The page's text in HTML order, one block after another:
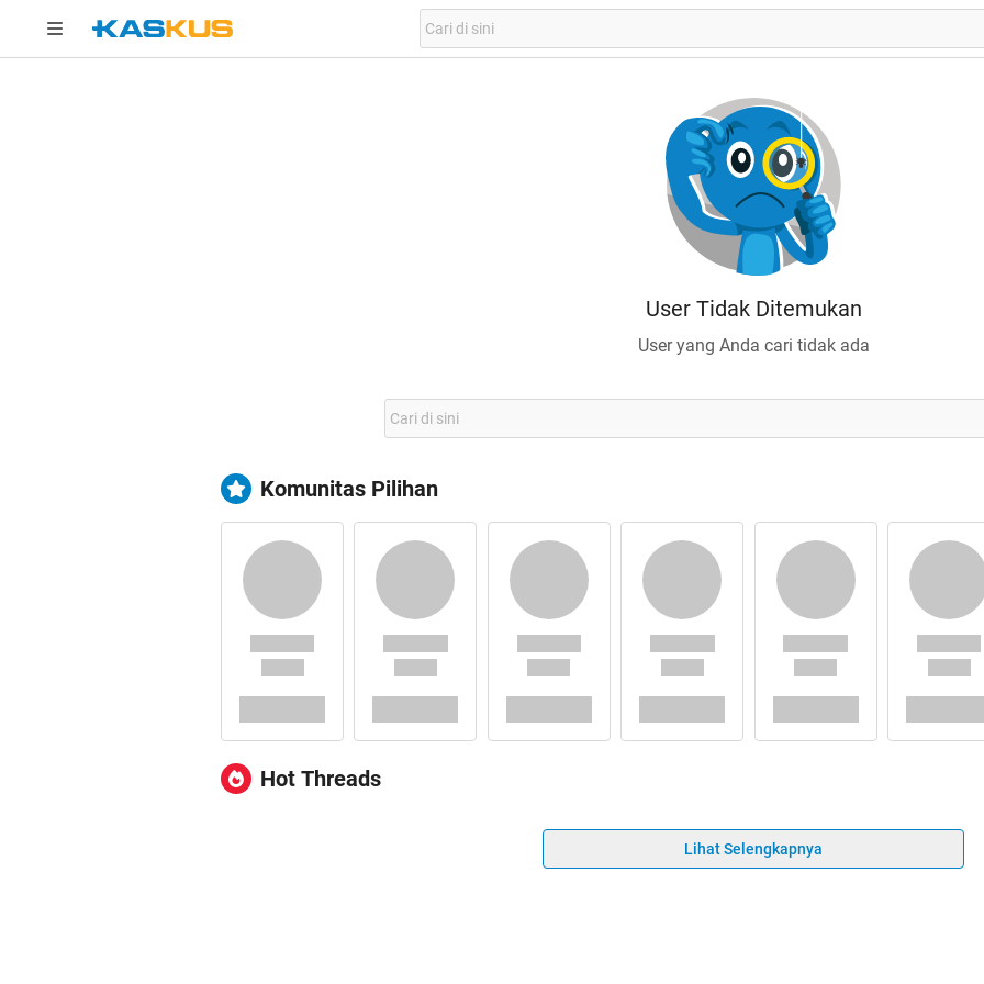
User Tidak Ditemukan
User yang Anda cari tidak ada
Komunitas Pilihan
Hot Threads
Lihat Selengkapnya